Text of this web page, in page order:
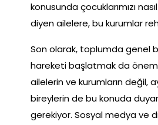
konusunda çocuklarımızı
diyen ailelere, bu kurumlar
Son olarak, toplumda genel
hareketi başlatmak da
ailelerin ve kurumların değil,
bireylerin de bu konuda
gerekiyor. Sosyal medya ve